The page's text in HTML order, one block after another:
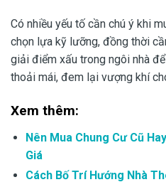
Có nhiều yếu tố cần chú ý khi
chọn lựa kỹ lưỡng, đồng thời
giải điểm xấu trong ngôi nhà
thoải mái, đem lại vượng khí
Xem thêm:
Nên Mua Chung Cư Cũ
Giá
Cách Bố Trí Hướng Nhà